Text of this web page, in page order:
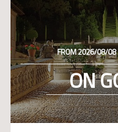
FROM 2026/08/
ON